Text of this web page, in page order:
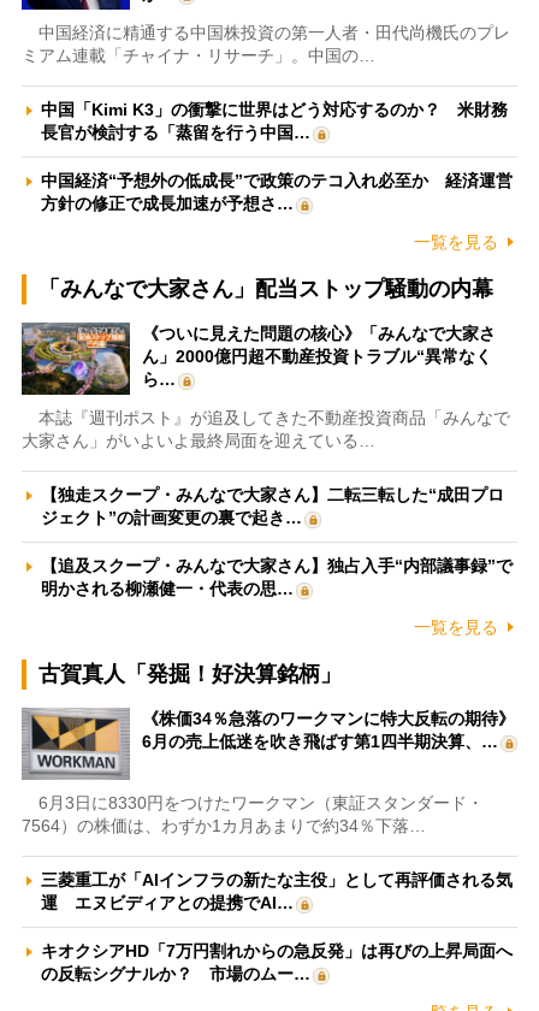
中国経済に精通する中国株投資の第一人者・田代尚機氏のプレ
ミアム連載「チャイナ・リサーチ」。中国の…
中国「Kimi K3」の衝撃に世界はどう対応するのか？ 米財務
長官が検討する「蒸留を行う中国…
中国経済“予想外の低成長”で政策のテコ入れ必至か 経済運営
方針の修正で成長加速が予想さ…
一覧を見る
「みんなで大家さん」配当ストップ騒動の内幕
《ついに見えた問題の核心》「みんなで大家さ
ん」2000億円超不動産投資トラブル“異常なく
ら…
本誌『週刊ポスト』が追及してきた不動産投資商品「みんなで
大家さん」がいよいよ最終局面を迎えている…
【独走スクープ・みんなで大家さん】二転三転した“成田プロ
ジェクト”の計画変更の裏で起き…
【追及スクープ・みんなで大家さん】独占入手“内部議事録”で
明かされる柳瀬健一・代表の思…
一覧を見る
古賀真人「発掘！好決算銘柄」
《株価34％急落のワークマンに特大反転の期待》
6月の売上低迷を吹き飛ばす第1四半期決算、…
6月3日に8330円をつけたワークマン（東証スタンダード・
7564）の株価は、わずか1カ月あまりで約34％下落…
三菱重工が「AIインフラの新たな主役」として再評価される気
運 エヌビディアとの提携でAI…
キオクシアHD「7万円割れからの急反発」は再びの上昇局面へ
の反転シグナルか？ 市場のムー…